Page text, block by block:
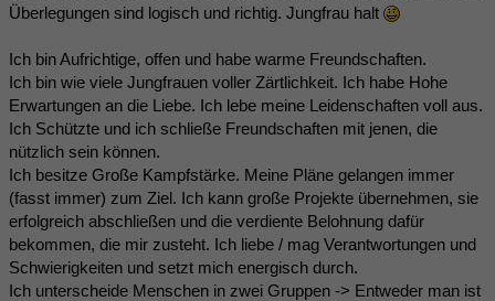
Überlegungen sind logisch und richtig. Jungfrau halt
Ich bin Aufrichtige, offen und habe warme Freundschaften.
Ich bin wie viele Jungfrauen voller Zärtlichkeit. Ich habe Hohe
Erwartungen an die Liebe. Ich lebe meine Leidenschaften voll aus.
Ich Schützte und ich schließe Freundschaften mit jenen, die
nützlich sein können.
Ich besitze Große Kampfstärke. Meine Pläne gelangen immer
(fasst immer) zum Ziel. Ich kann große Projekte übernehmen, sie
erfolgreich abschließen und die verdiente Belohnung dafür
bekommen, die mir zusteht. Ich liebe / mag Verantwortungen und
Schwierigkeiten und setzt mich energisch durch.
Ich unterscheide Menschen in zwei Gruppen -> Entweder man ist